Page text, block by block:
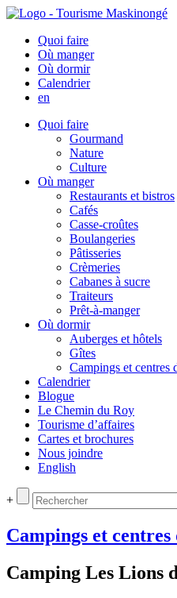
Quoi faire
Où manger
Où dormir
Calendrier
en
Quoi faire
Gourmand
Nature
Culture
Où manger
Restaurants et bistros
Cafés
Casse-croûtes
Boulangeries
Pâtisseries
Crèmeries
Cabanes à sucre
Traiteurs
Prêt-à-manger
Où dormir
Auberges et hôtels
Gîtes
Campings et centres
Calendrier
Blogue
Le Chemin du Roy
Tourisme d’affaires
Cartes et brochures
Nous joindre
English
+
Campings et centres
Camping Les Lions